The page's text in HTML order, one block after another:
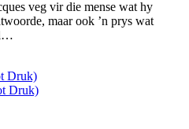
veg vir die mense wat hy
maar ook ’n prys wat